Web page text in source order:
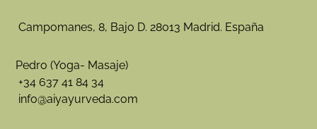
Campomanes, 8, Bajo D. 28013 Madrid. España
Pedro (Yoga- Masaje)
+34 637 41 84 34
info@aiyayurveda.com